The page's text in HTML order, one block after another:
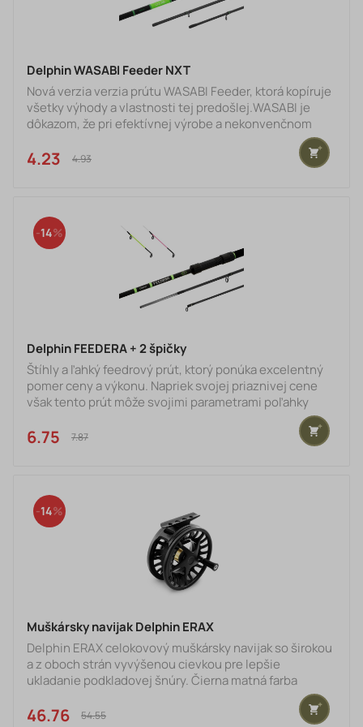
Delphin WASABI Feeder NXT
Nová verzia verzia prútu WASABI Feeder, ktorá kopíruje
všetky výhody a vlastnosti tej predošlej.WASABI je
dôkazom, že pri efektívnej výrobe a nekonvenčnom
myslení je možné vyrobiť spoľahlivý prút s dobrými
vlastnosťami, ktorý vás finančne nezruinuje, no napriek
tomu vám dopraje kvalitný zážitok z rybačky! Blank je
danú triedu proporčne vyvážený prút ktorý si obľúbite.
Ru
4.23 €4.93 €
14
Delphin FEEDERA + 2 špičky
Štíhly a ľahký feedrový prút, ktorý ponúka excelentný
pomer ceny a výkonu. Napriek svojej priaznivej cene
však tento prút môže svojimi parametrami poľahky
konkurovať výrazne drahším modelom na trhu. Ide o
univerzálny feedrový prút so všestranným využitím,
jednostopkové pevné očká s elegantným čiernym
vinutím, ktoré
6.75 €7.87 €
14
Muškársky navijak Delphin ERAX
Delphin ERAX celokovový muškársky navijak so širokou
a z oboch strán vyvýšenou cievkou pre lepšie
ukladanie podkladovej šnúry. Čierna matná farba
nespôsobuje odlesky a tak nebudete pri vode plašiť
ryby neželaným odrazom.Veľkou výhodou muškárskeho
46.76 €54.55 €